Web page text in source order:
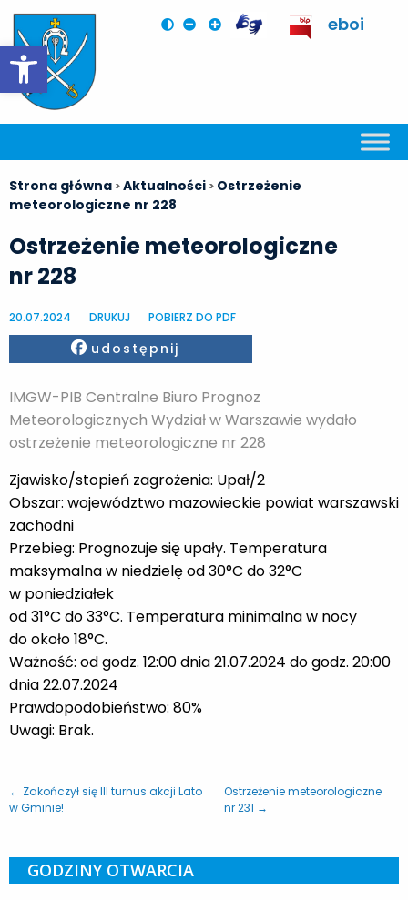
Otwórz pasek narzędzi
eboi
Strona główna >Aktualności > Ostrzeżenie
meteorologiczne nr 228
Ostrzeżenie meteorologiczne
nr 228
20.07.2024 DRUKUJ POBIERZ DO PDF
Facebook
udostępnij
IMGW-PIB Centralne Biuro Prognoz
Meteorologicznych Wydział w Warszawie wydało
ostrzeżenie meteorologiczne nr 228
Zjawisko/stopień zagrożenia: Upał/2
Obszar: województwo mazowieckie powiat warszawski
zachodni
Przebieg: Prognozuje się upały. Temperatura
maksymalna w niedzielę od 30°C do 32°C
w poniedziałek
od 31°C do 33°C. Temperatura minimalna w nocy
do około 18°C.
Ważność: od godz. 12:00 dnia 21.07.2024 do godz. 20:00
dnia 22.07.2024
Prawdopodobieństwo: 80%
Uwagi: Brak.
← Zakończył się III turnus akcji Lato
w Gminie!
Ostrzeżenie meteorologiczne
nr 231 →
GODZINY OTWARCIA